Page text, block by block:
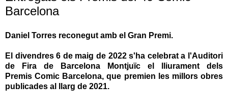
Barcelona
Daniel Torres reconegut amb el Gran Premi.
El divendres 6 de maig de 2022 s'ha celebrat a l'Auditori
de Fira de Barcelona Montjuïc el lliurament dels
Premis Comic Barcelona, que premien les millors obres
publicades al llarg de 2021.